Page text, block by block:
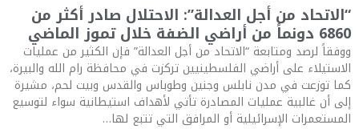
“الاتحاد من أجل العدالة”: الاحتلال صادر أكثر من
6860 دونماً من أراضي الضفة خلال تموز الماضي
ووفقاً لرصد ومتابعة “الاتحاد من أجل العدالة” فإن الكثير من عمليات
الاستيلاء على أراضي الفلسطينيين تركزت في محافظة رام الله والبيرة،
كما توزعت في مدن نابلس وجنين وطوباس والقدس وبيت لحم، مشيرة
إلى أن غالبية عمليات المصادرة تأتي لأهداف استيطانية سواء لتوسيع
المستعمرات الإسرائيلية أو المرافق التي تتبع لها…